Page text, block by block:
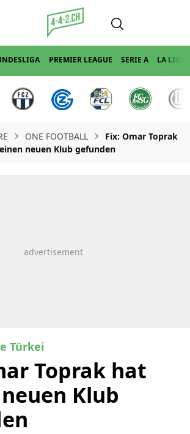
PREMIER LEAGUE SERIE A LA LIGA
ONE FOOTBALL
Fix: Omar Toprak
neuen Klub gefunden
Türkei
Toprak hat
Klub